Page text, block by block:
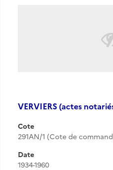
VERVIERS (actes
Cote
291AN/1 (Cote de
Date
1934-1960